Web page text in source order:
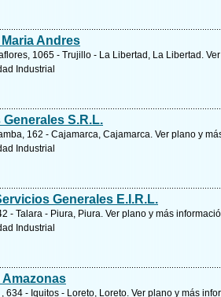
Andres
1065 - Trujillo - La Libertad, La Libertad.
Industrial
S.R.L.
162 - Cajamarca, Cajamarca. Ver plano y
Industrial
Generales E.I.R.L.
- Talara - Piura, Piura. Ver plano y más
Industrial
Amazonas
634 - Iquitos - Loreto, Loreto. Ver plano y más